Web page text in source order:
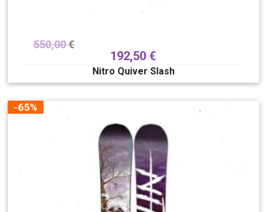
550,00€
192,50 €
Nitro Quiver Slash
-65%